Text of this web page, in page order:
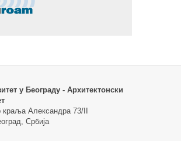
у Београду - Архитектонски
краља Александра 73/II
Србија